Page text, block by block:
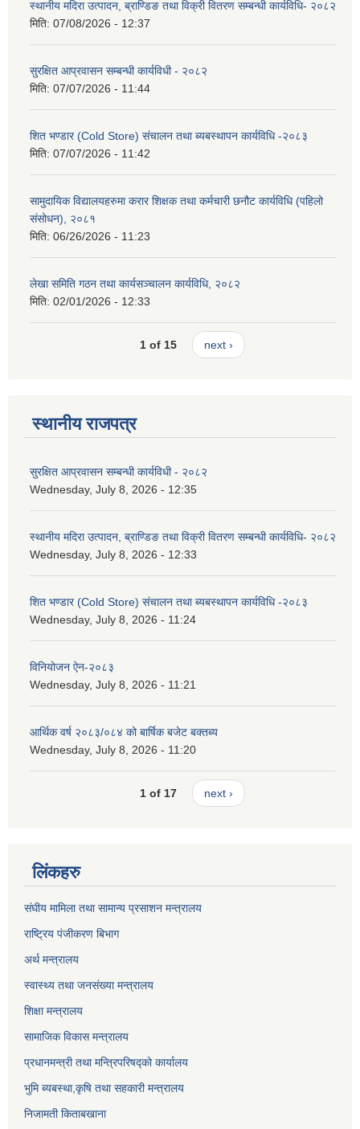
स्थानीय मदिरा उत्पादन, ब्राण्डिङ तथा विक्री वितरण सम्बन्धी कार्यविधि- २०८२
मिति: 07/08/2026 - 12:37
सुरक्षित आप्रवासन सम्बन्धी कार्यविधी - २०८२
मिति: 07/07/2026 - 11:44
शित भण्डार (Cold Store) संचालन तथा ब्यबस्थापन कार्यविधि -२०८३
मिति: 07/07/2026 - 11:42
सामुदायिक विद्यालयहरुमा करार शिक्षक तथा कर्मचारी छनौट कार्यविधि (पहिलो
संसोधन), २०८१
मिति: 06/26/2026 - 11:23
लेखा समिति गठन तथा कार्यसञ्चालन कार्यविधि, २०८२
मिति: 02/01/2026 - 12:33
1 of 15 next ›
स्थानीय राजपत्र
सुरक्षित आप्रवासन सम्बन्धी कार्यविधी - २०८२
Wednesday, July 8, 2026 - 12:35
स्थानीय मदिरा उत्पादन, ब्राण्डिङ तथा विक्री वितरण सम्बन्धी कार्यविधि- २०८२
Wednesday, July 8, 2026 - 12:33
शित भण्डार (Cold Store) संचालन तथा ब्यबस्थापन कार्यविधि -२०८३
Wednesday, July 8, 2026 - 11:24
विनियोजन ऐन-२०८३
Wednesday, July 8, 2026 - 11:21
आर्थिक वर्ष २०८३/०८४ को बार्षिक बजेट बक्तब्य
Wednesday, July 8, 2026 - 11:20
1 of 17 next ›
लिंकहरु
संघीय मामिला तथा सामान्य प्रसाशन मन्त्रालय
राष्ट्रिय पंजीकरण बिभाग
अर्थ मन्त्रालय
स्वास्थ्य तथा जनसंख्या मन्त्रालय
शिक्षा मन्त्रालय
सामाजिक विकास मन्त्रालय
प्रधानमन्त्री तथा मन्त्रिपरिषद्को कार्यालय
भुमि ब्यबस्था,कृषि तथा सहकारी मन्त्रालय
निजामती किताबखाना